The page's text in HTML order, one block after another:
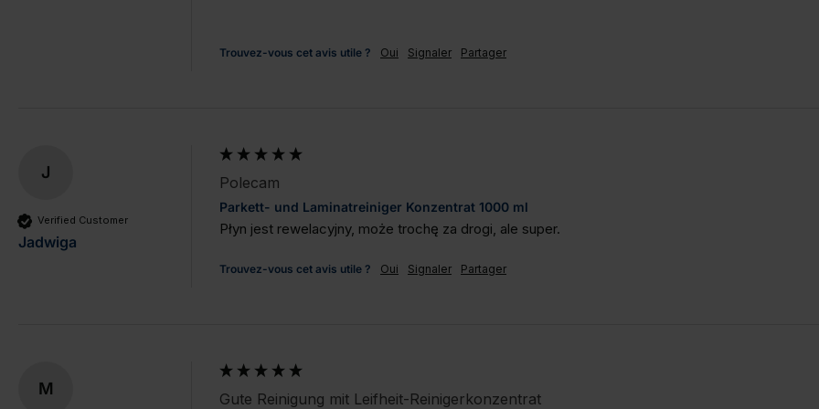
Trouvez-vous cet avis utile ? Oui Signaler Partager
J
Verified Customer
Jadwiga
Polecam
Parkett- und Laminatreiniger Konzentrat 1000 ml
Płyn jest rewelacyjny, może trochę za drogi, ale super.
Trouvez-vous cet avis utile ? Oui Signaler Partager
M
Gute Reinigung mit Leifheit-Reinigerkonzentrat